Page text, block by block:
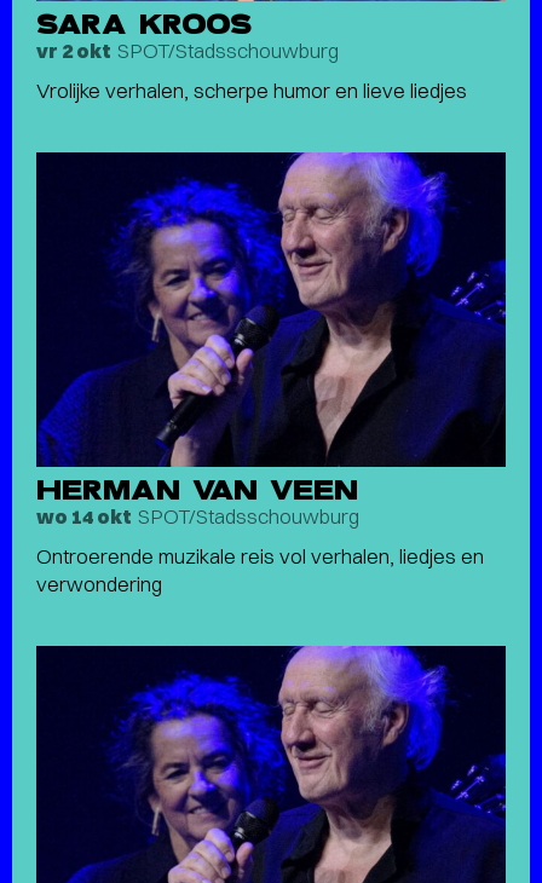
SARA KROOS
vr 2 okt SPOT/Stadsschouwburg
Vrolijke verhalen, scherpe humor en lieve liedjes
HERMAN VAN VEEN
wo 14 okt SPOT/Stadsschouwburg
Ontroerende muzikale reis vol verhalen, liedjes en
verwondering